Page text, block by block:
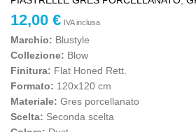
12,00 € IVA inclusa
Marchio: Blustyle
Collezione: Blow
Finitura: Flat Honed Rett.
Formato: 120x120 cm
Materiale: Gres porcellanato
Scelta: Seconda scelta